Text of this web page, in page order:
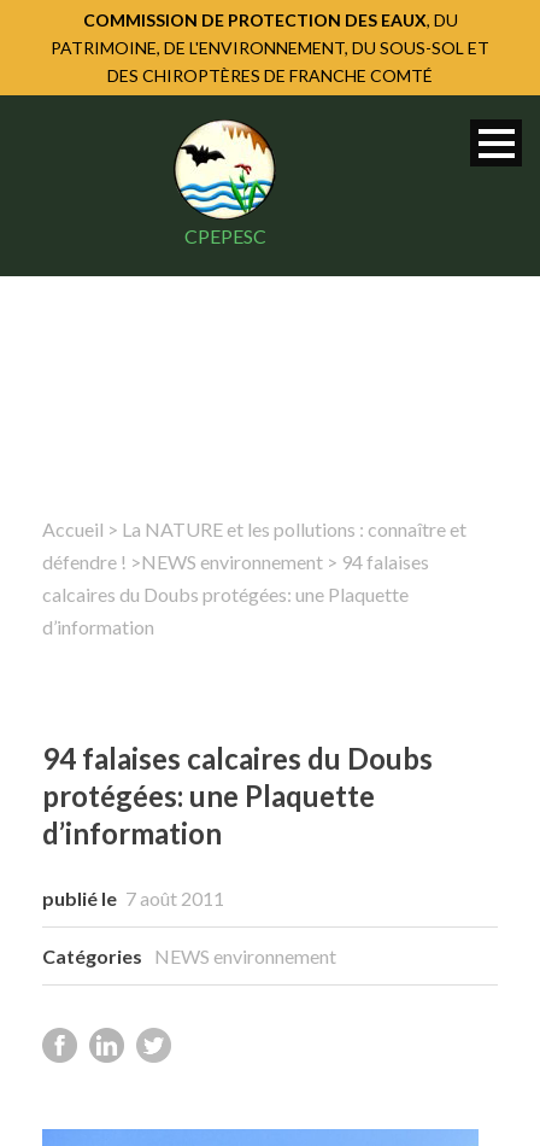
COMMISSION DE PROTECTION DES EAUX, DU
PATRIMOINE, DE L'ENVIRONNEMENT, DU SOUS-SOL ET
DES CHIROPTÈRES DE FRANCHE COMTÉ
CPEPESC
Rechercher
Accueil > La NATURE et les pollutions : connaître et
défendre ! >NEWS environnement > 94 falaises
calcaires du Doubs protégées: une Plaquette
d’information
94 falaises calcaires du Doubs
protégées: une Plaquette
d’information
publié le 7 août 2011
Catégories NEWS environnement